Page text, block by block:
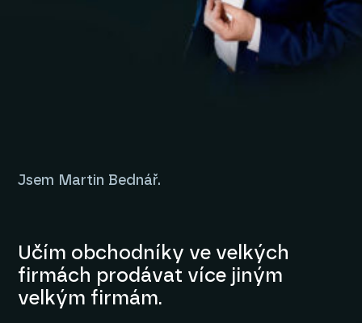
Jsem Martin Bednář.
Učím obchodníky ve velkých
firmách prodávat více jiným
velkým firmám.